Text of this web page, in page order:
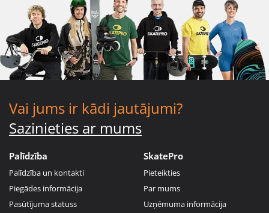
Vai jums ir kādi jautājumi?
Sazinieties ar mums
Palīdzība
Palīdzība un kontakti
Piegādes informācija
Pasūtījuma statuss
SkatePro
Pieteikties
Par mums
Uzņēmuma informācija